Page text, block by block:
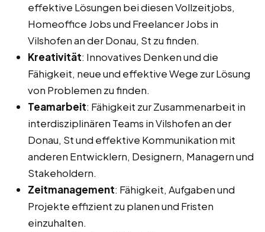
effektive Lösungen bei diesen Vollzeitjobs,
Homeoffice Jobs und Freelancer Jobs in
Vilshofen an der Donau, St zu finden.
Kreativität: Innovatives Denken und die
Fähigkeit, neue und effektive Wege zur Lösung
von Problemen zu finden.
Teamarbeit: Fähigkeit zur Zusammenarbeit in
interdisziplinären Teams in Vilshofen an der
Donau, St und effektive Kommunikation mit
anderen Entwicklern, Designern, Managern und
Stakeholdern.
Zeitmanagement: Fähigkeit, Aufgaben und
Projekte effizient zu planen und Fristen
einzuhalten.